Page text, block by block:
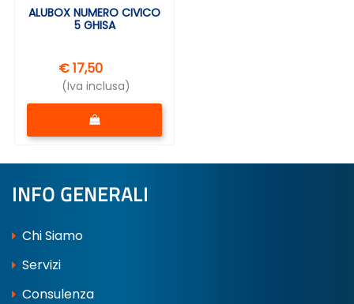
ALUBOX NUMERO CIVICO
5 GHISA
€ 17,50
(Iva inclusa)
Quantità
INFO GENERALI
Chi Siamo
Servizi
Consulenza